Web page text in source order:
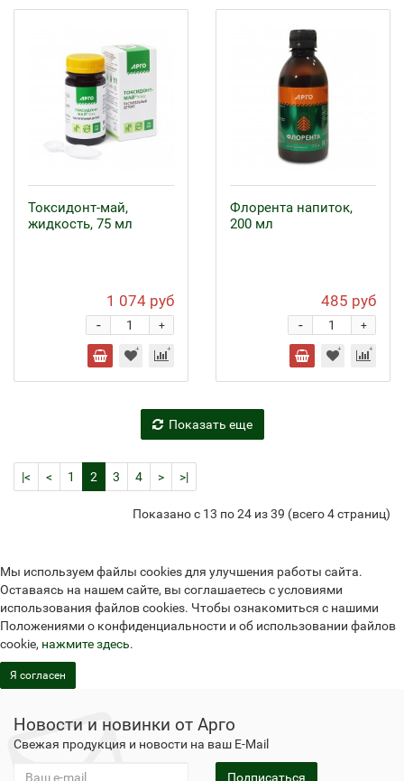
Токсидонт-май,
жидкость, 75 мл
1 074 руб
+
-
Флорента напиток,
200 мл
485 руб
+
-
Показать еще
|< < 1 2 3 4 > >|
Показано с 13 по 24 из 39 (всего 4 страниц)
Мы используем файлы cookies для улучшения работы сайта.
Оставаясь на нашем сайте, вы соглашаетесь с условиями
использования файлов cookies. Чтобы ознакомиться с нашими
Положениями о конфиденциальности и об использовании файлов
cookie, нажмите здесь.
Я согласен
Новости и новинки от Арго
Свежая продукция и новости на ваш E-Mail
Подписаться